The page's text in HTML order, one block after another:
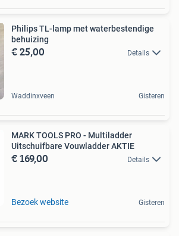
Philips TL-lamp met waterbestendige
behuizing
€ 25,00 Details
Waddinxveen Gisteren
MARK TOOLS PRO - Multiladder
Uitschuifbare Vouwladder AKTIE
€ 169,00 Details
Bezoek website Gisteren